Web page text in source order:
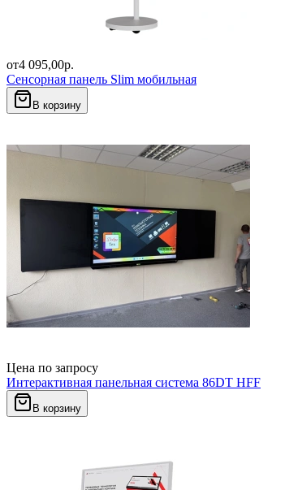
от4 095,00р.
Сенсорная панель Slim мобильная
В корзину
Цена по запросу
Интерактивная панельная система 86DT HFF
В корзину